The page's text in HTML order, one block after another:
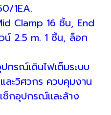
1EA.
Clamp 16 ชิ้น, End
น์ 2.5 m. 1 ชิ้น, ล็อก
กรณ์เดินไฟเต็มระบบ
ะวิศวกร ควบคุมงาน
ช็กอุปกรณ์และล้าง